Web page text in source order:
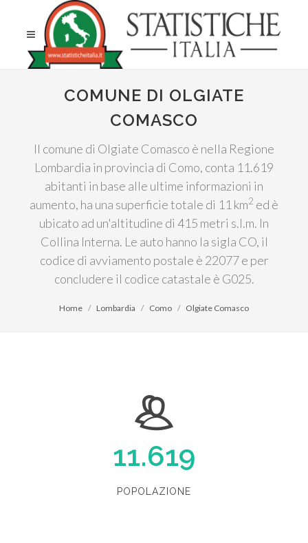
COMUNE DI OLGIATE
COMASCO
Il comune di Olgiate Comasco è nella Regione
Lombardia in provincia di Como, conta 11.619
abitanti in base alle ultime informazioni in
aumento, ha una superficie totale di 11 km2 ed è
ubicato ad un'altitudine di 415 metri s.l.m. In
Collina Interna. Le auto hanno la sigla CO, il
codice di avviamento postale è 22077 e per
concludere il codice catastale è G025.
Home Lombardia Como Olgiate Comasco
11.619
POPOLAZIONE